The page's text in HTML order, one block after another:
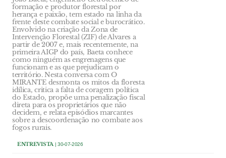
formação e produtor florestal por
herança e paixão, tem estado na linha da
frente deste combate social e burocrático.
Envolvido na criação da Zona de
Intervenção Florestal (ZIF) de Alvares a
partir de 2007 e, mais recentemente, na
primeira AIGP do país, Baeta conhece
como ninguém as engrenagens que
funcionam e as que prejudicam o
território. Nesta conversa com O
MIRANTE desmonta os mitos da floresta
idílica, critica a falta de coragem política
do Estado, propõe uma penalização fiscal
direta para os proprietários que não
decidem, e relata episódios marcantes
sobre a descoordenação no combate aos
fogos rurais.
ENTREVISTA| 30-07-2026